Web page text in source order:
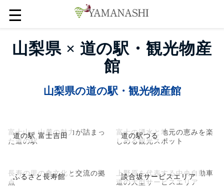
☰
山梨県 × 道の駅・観光物産
館
山梨県の道の駅・観光物産館
道の駅 富士吉田
富士山・山麓の魅力が詰まっ
た道の駅
道の駅つる
富士の湧水と地元の恵みを楽
しめる観光スポット
ふるさと長寿館
長寿の里の食文化と交流の拠
点
談合坂サービスエリア
上野原を代表する中央自動車
道の大型サービスエリア